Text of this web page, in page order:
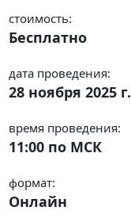
стоимость:
Бесплатно
дата проведения:
28 ноября 2025 г.
время проведения:
11:00 по МСК
формат:
Онлайн